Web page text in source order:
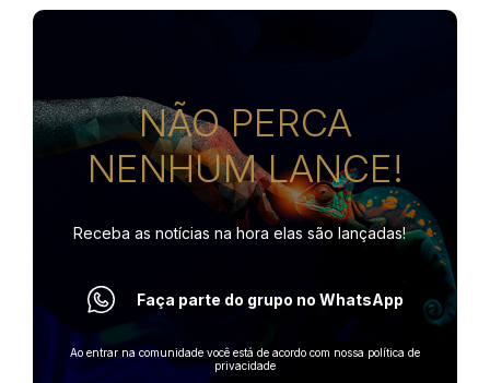
NÃO PERCA
NENHUM LANCE!
Receba as notícias na hora elas são lançadas!
Faça parte do grupo no WhatsApp
Ao entrar na comunidade você está de acordo com nossa política de
privacidade